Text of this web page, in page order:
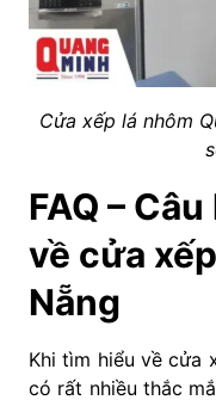
Cửa xếp lá nhôm
FAQ –
về cửa
Nẵng
Khi tìm hiểu về cửa
có rất nhiều thắc